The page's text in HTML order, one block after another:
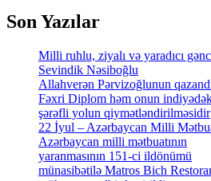
Son Yazılar
Milli ruhlu, ziyalı və yaradıcı gənc
Sevindik Nəsiboğlu
Allahverən Pərvizoğlunun
Fəxri Diplom həm onun
şərəfli yolun qiymətləndirilməsidir
22 İyul – Azərbaycan Milli
Azərbaycan milli mətbuatının
yaranmasının 151-ci ildönümü
münasibətilə Matros Bich